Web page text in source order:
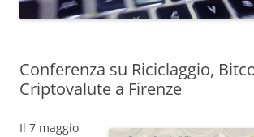
Conferenza su Riciclaggio,
Criptovalute a Firenze
Il 7 maggio